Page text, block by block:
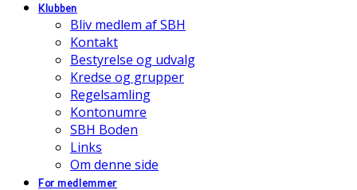
Klubben
Bliv medlem af SBH
Kontakt
Bestyrelse og udvalg
Kredse og grupper
Regelsamling
Kontonumre
SBH Boden
Links
Om denne side
For medlemmer